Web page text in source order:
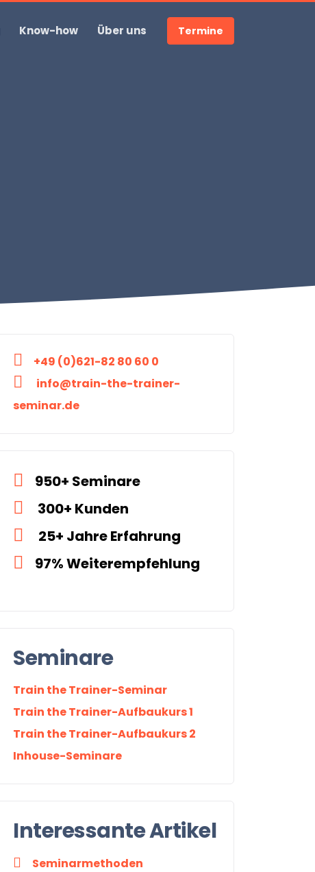
Know-how Über uns Termine
+49 (0)621-82 80 60 0
info@train-the-trainer-
seminar.de
950+ Seminare
300+ Kunden
25+ Jahre Erfahrung
97% Weiterempfehlung
Seminare
Train the Trainer-Seminar
Train the Trainer-Aufbaukurs 1
Train the Trainer-Aufbaukurs 2
Inhouse-Seminare
Interessante Artikel
Seminarmethoden